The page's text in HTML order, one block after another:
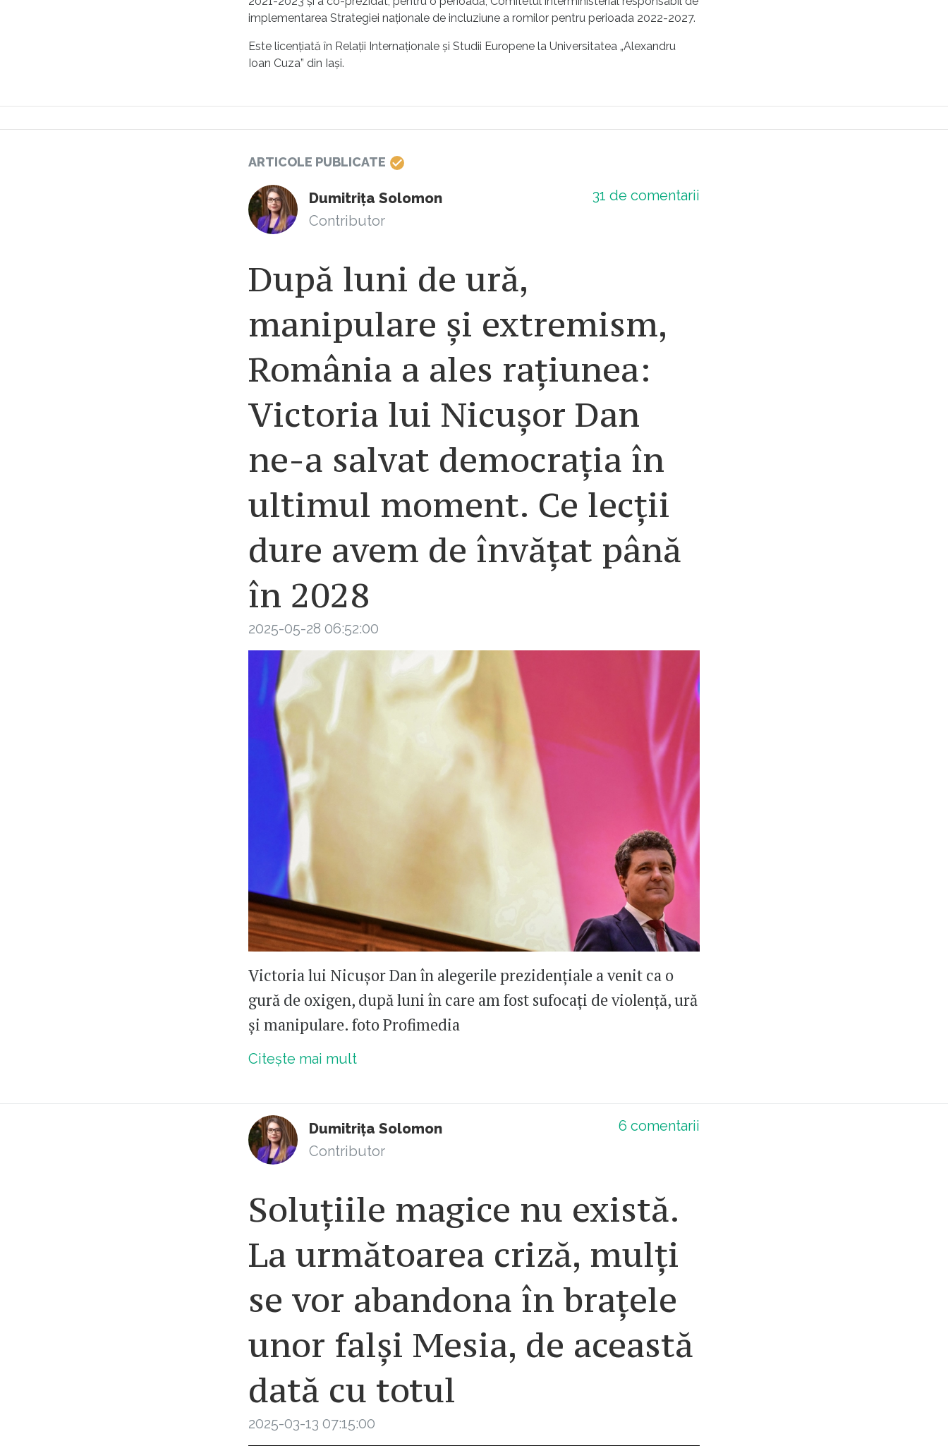
implementarea Strategiei naționale de incluziune a romilor pentru perioada 2022-2027.
Este licențiată în Relații Internaționale și Studii Europene la Universitatea „Alexandru
Ioan Cuza” din Iași.
ARTICOLE PUBLICATE
Dumitrița Solomon
Contributor
31 de comentarii
După luni de ură,
manipulare și extremism,
România a ales rațiunea:
Victoria lui Nicușor Dan
ne-a salvat democrația în
ultimul moment. Ce lecții
dure avem de învățat până
în 2028
2025-05-28 06:52:00
Victoria lui Nicușor Dan în alegerile prezidențiale a venit ca o
gură de oxigen, după luni în care am fost sufocați de violență, ură
și manipulare. foto Profimedia
Citește mai mult
Dumitrița Solomon
Contributor
6 comentarii
Soluțiile magice nu există.
La următoarea criză, mulți
se vor abandona în brațele
unor falși Mesia, de această
dată cu totul
2025-03-13 07:15:00